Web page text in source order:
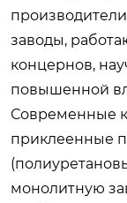
заводы,
концернов,
повышенной
Современные
приклеенные
монолитную